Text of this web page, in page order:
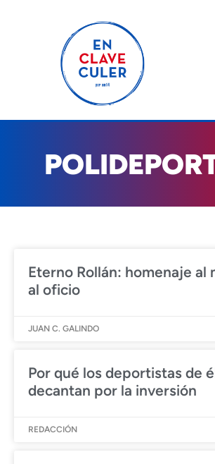
Eterno Rollán: homenaje al
al oficio
JUAN C. GALINDO
Por qué los deportistas de
decantan por la inversión
REDACCIÓN